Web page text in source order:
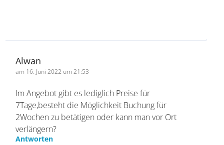
Urlaub.
Redaktion